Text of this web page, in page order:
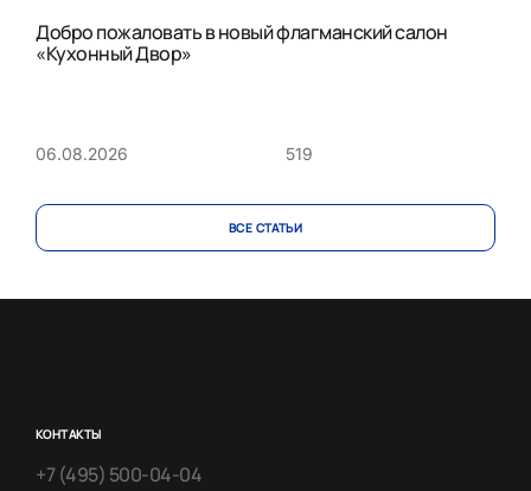
Добро пожаловать в новый флагманский салон
«Кухонный Двор»
06.08.2026 519
ВСЕ CТАТЬИ
КОНТАКТЫ
+7 (495) 500-04-04